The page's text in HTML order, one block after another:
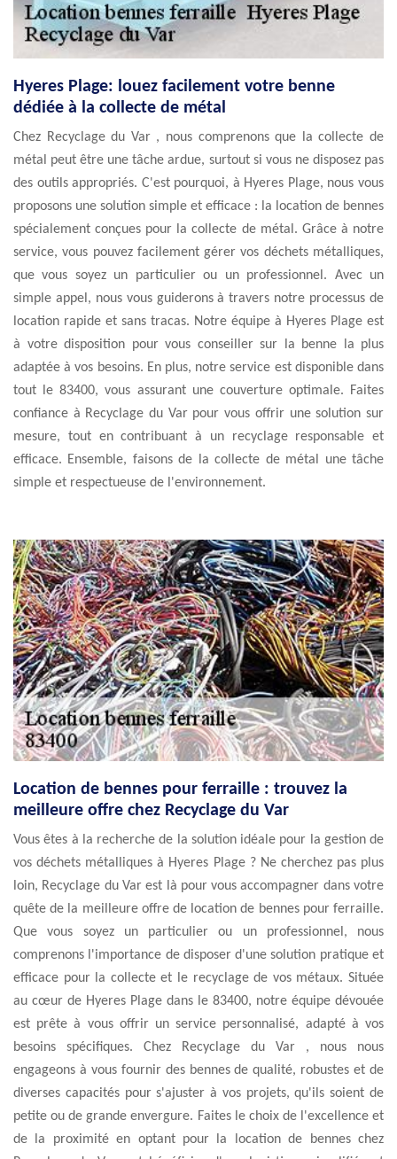
Hyeres Plage: louez facilement votre benne
dédiée à la collecte de métal
Chez Recyclage du Var , nous comprenons que la collecte de
métal peut être une tâche ardue, surtout si vous ne disposez pas
des outils appropriés. C'est pourquoi, à Hyeres Plage, nous vous
proposons une solution simple et efficace : la location de bennes
spécialement conçues pour la collecte de métal. Grâce à notre
service, vous pouvez facilement gérer vos déchets métalliques,
que vous soyez un particulier ou un professionnel. Avec un
simple appel, nous vous guiderons à travers notre processus de
location rapide et sans tracas. Notre équipe à Hyeres Plage est
à votre disposition pour vous conseiller sur la benne la plus
adaptée à vos besoins. En plus, notre service est disponible dans
tout le 83400, vous assurant une couverture optimale. Faites
confiance à Recyclage du Var pour vous offrir une solution sur
mesure, tout en contribuant à un recyclage responsable et
efficace. Ensemble, faisons de la collecte de métal une tâche
simple et respectueuse de l'environnement.
Location de bennes pour ferraille : trouvez la
meilleure offre chez Recyclage du Var
Vous êtes à la recherche de la solution idéale pour la gestion de
vos déchets métalliques à Hyeres Plage ? Ne cherchez pas plus
loin, Recyclage du Var est là pour vous accompagner dans votre
quête de la meilleure offre de location de bennes pour ferraille.
Que vous soyez un particulier ou un professionnel, nous
comprenons l'importance de disposer d'une solution pratique et
efficace pour la collecte et le recyclage de vos métaux. Située
au cœur de Hyeres Plage dans le 83400, notre équipe dévouée
est prête à vous offrir un service personnalisé, adapté à vos
besoins spécifiques. Chez Recyclage du Var , nous nous
engageons à vous fournir des bennes de qualité, robustes et de
diverses capacités pour s'ajuster à vos projets, qu'ils soient de
petite ou de grande envergure. Faites le choix de l'excellence et
de la proximité en optant pour la location de bennes chez